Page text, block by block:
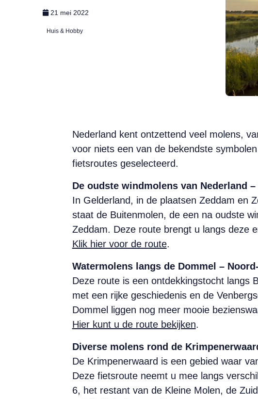
21 mei 2022
Huis & Hobby
Nederland kent ontzettend veel molens,
voor niets een van de bekendste
fietsroutes geselecteerd.
De oudste windmolens van Nederland
In Gelderland, in de plaatsen Zeddam en
staat de Buitenmolen, de een na oudste
Zeddam. Deze route brengt u langs deze
Klik hier voor de route.
Watermolens langs de Dommel –
Deze route is een ontdekkingstocht langs
met een rijke geschiedenis en de
Dommel liggen nog meer mooie
Hier kunt u de route bekijken.
Diverse molens rond de
De Krimpenerwaard is een gebied waar
Deze fietsroute neemt u mee langs
6, het restant van de Kleine Molen, de